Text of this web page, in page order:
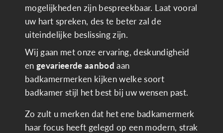
mogelijkheden zijn bespreekbaar. Laat vooral
uw hart spreken, des te beter zal de
uiteindelijke beslissing zijn.
Wij gaan met onze ervaring, deskundigheid
en gevarieerde aanbod aan
badkamermerken kijken welke soort
badkamer stijl het best bij uw wensen past.
Zo zult u merken dat het ene badkamermerk
haar focus heeft gelegd op een modern, strak